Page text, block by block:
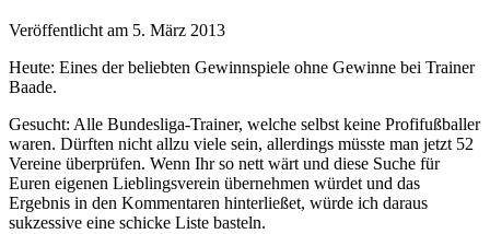
Veröffentlicht am 5. März 2013
Heute: Eines der beliebten Gewinnspiele ohne Gewinne bei Trainer
Baade.
Gesucht: Alle Bundesliga-Trainer, welche selbst keine Profifußballer
waren. Dürften nicht allzu viele sein, allerdings müsste man jetzt 52
Vereine überprüfen. Wenn Ihr so nett wärt und diese Suche für
Euren eigenen Lieblingsverein übernehmen würdet und das
Ergebnis in den Kommentaren hinterließet, würde ich daraus
sukzessive eine schicke Liste basteln.